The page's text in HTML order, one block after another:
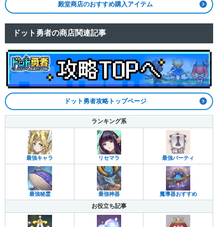
殿堂商店のおすすめ購入アイテム
ドット勇者の商店関連記事
ドット勇者攻略トップページ
ランキング系
最強キャラ リセマラ 最強パーティ
最強秘霊 最強神器 魔導器おすすめ
お役立ち記事